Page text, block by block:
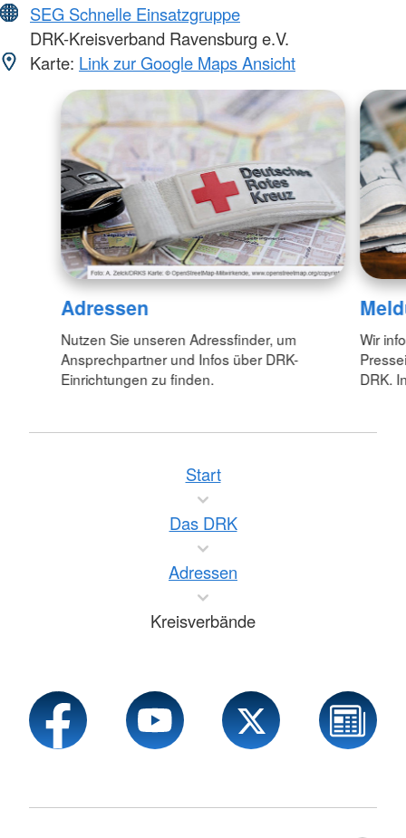
SEG Schnelle Einsatzgruppe
DRK-Kreisverband Ravensburg e.V.
Karte: Link zur Google Maps Ansicht
Adressen
Nutzen Sie unseren Adressfinder, um
Ansprechpartner und Infos über DRK-
Einrichtungen zu finden.
Wir
DRK.
Start
Das DRK
Adressen
Kreisverbände